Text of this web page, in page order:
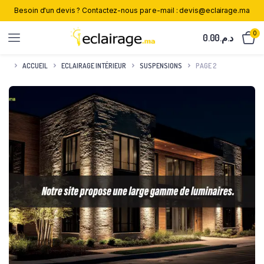
Besoin d'un devis ? Contactez-nous par e-mail : devis@eclairage.ma
د.م.0.00 0
ACCUEIL ECLAIRAGE INTÉRIEUR SUSPENSIONS PAGE 2